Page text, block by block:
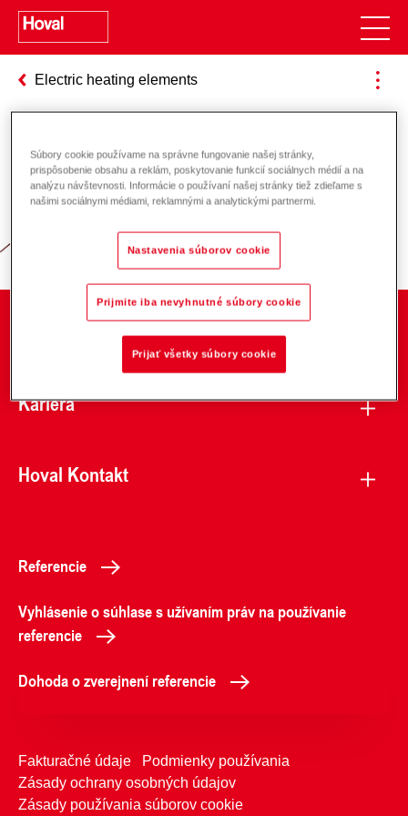
Electric heating elements
Zodpovednosť za energiu a životné
prostredie
O spoločnosti
Kariéra
Hoval Kontakt
Referencie
Vyhlásenie o súhlase s užívaním práv na používanie
referencie
Dohoda o zverejnení referencie
Fakturačné údaje
Podmienky používania
Zásady ochrany osobných údajov
Zásady používania súborov cookie
Súbory cookie používame na správne fungovanie našej stránky,
prispôsobenie obsahu a reklám, poskytovanie funkcií sociálnych médií a na
analýzu návštevnosti. Informácie o používaní našej stránky tiež zdieľame s
našimi sociálnymi médiami, reklamnými a analytickými partnermi.
Nastavenia súborov cookie
Prijmite iba nevyhnutné súbory cookie
Prijať všetky súbory cookie